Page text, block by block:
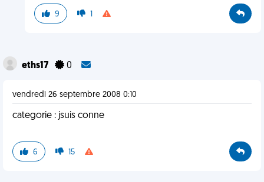
9 1
eths17 0
vendredi 26 septembre 2008 0:10
categorie : jsuis conne
6 15